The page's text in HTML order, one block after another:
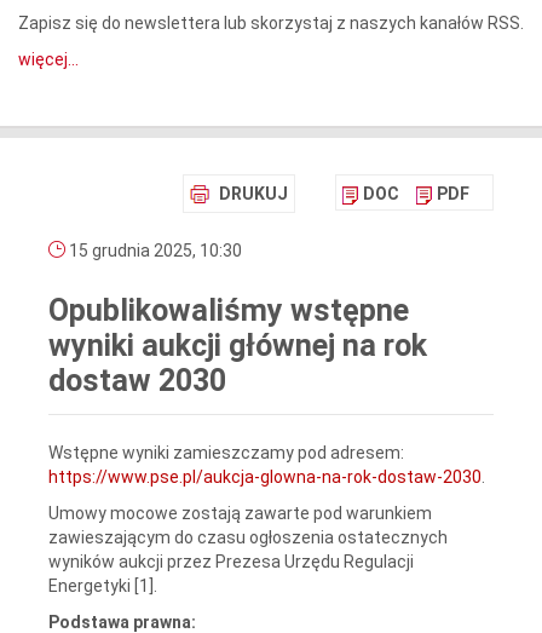
Zapisz się do newslettera lub skorzystaj z naszych kanałów RSS.
więcej...
DRUKUJ DOC PDF
15 grudnia 2025, 10:30
Opublikowaliśmy wstępne
wyniki aukcji głównej na rok
dostaw 2030
Wstępne wyniki zamieszczamy pod adresem:
https://www.pse.pl/aukcja-glowna-na-rok-dostaw-2030
Umowy mocowe zostają zawarte pod warunkiem
zawieszającym do czasu ogłoszenia ostatecznych
wyników aukcji przez Prezesa Urzędu Regulacji
Energetyki [1].
Podstawa prawna: